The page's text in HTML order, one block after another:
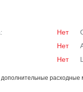
Нет
Нет
Нет
дополнительные